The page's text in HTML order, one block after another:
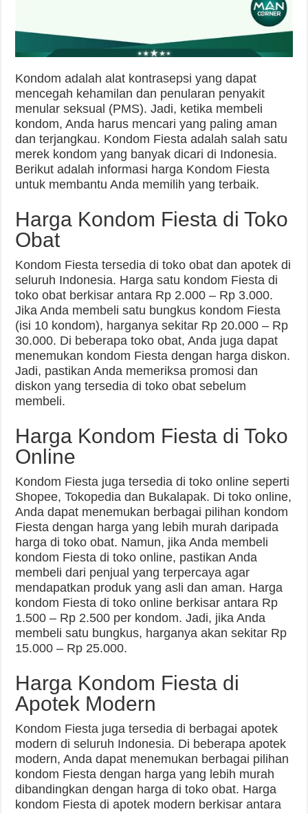
Kondom adalah alat kontrasepsi yang dapat
mencegah kehamilan dan penularan penyakit
menular seksual (PMS). Jadi, ketika membeli
kondom, Anda harus mencari yang paling aman
dan terjangkau. Kondom Fiesta adalah salah satu
merek kondom yang banyak dicari di Indonesia.
Berikut adalah informasi harga Kondom Fiesta
untuk membantu Anda memilih yang terbaik.
Harga Kondom Fiesta di Toko
Obat
Kondom Fiesta tersedia di toko obat dan apotek di
seluruh Indonesia. Harga satu kondom Fiesta di
toko obat berkisar antara Rp 2.000 – Rp 3.000.
Jika Anda membeli satu bungkus kondom Fiesta
(isi 10 kondom), harganya sekitar Rp 20.000 – Rp
30.000. Di beberapa toko obat, Anda juga dapat
menemukan kondom Fiesta dengan harga diskon.
Jadi, pastikan Anda memeriksa promosi dan
diskon yang tersedia di toko obat sebelum
membeli.
Harga Kondom Fiesta di Toko
Online
Kondom Fiesta juga tersedia di toko online seperti
Shopee, Tokopedia dan Bukalapak. Di toko online,
Anda dapat menemukan berbagai pilihan kondom
Fiesta dengan harga yang lebih murah daripada
harga di toko obat. Namun, jika Anda membeli
kondom Fiesta di toko online, pastikan Anda
membeli dari penjual yang terpercaya agar
mendapatkan produk yang asli dan aman. Harga
kondom Fiesta di toko online berkisar antara Rp
1.500 – Rp 2.500 per kondom. Jadi, jika Anda
membeli satu bungkus, harganya akan sekitar Rp
15.000 – Rp 25.000.
Harga Kondom Fiesta di
Apotek Modern
Kondom Fiesta juga tersedia di berbagai apotek
modern di seluruh Indonesia. Di beberapa apotek
modern, Anda dapat menemukan berbagai pilihan
kondom Fiesta dengan harga yang lebih murah
dibandingkan dengan harga di toko obat. Harga
kondom Fiesta di apotek modern berkisar antara